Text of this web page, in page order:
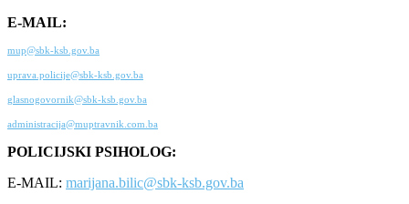
E-MAIL:
mup@sbk-ksb.gov.ba
uprava.policije@sbk-ksb.gov.ba
glasnogovornik@sbk-ksb.gov.ba
administracija@muptravnik.com.ba
POLICIJSKI PSIHOLOG:
E-MAIL: marijana.bilic@sbk-ksb.gov.ba